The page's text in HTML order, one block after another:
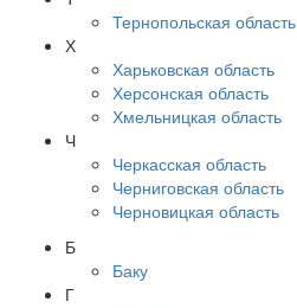
Тернопольская область
Х
Харьковская область
Херсонская область
Хмельницкая область
Ч
Черкасская область
Черниговская область
Черновицкая область
Б
Баку
Г